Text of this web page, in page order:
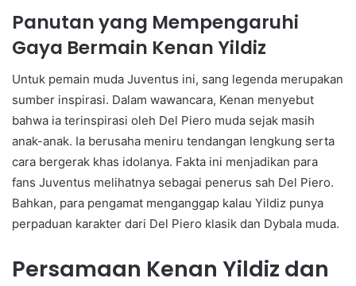
Panutan yang Mempengaruhi
Gaya Bermain Kenan Yildiz
Untuk pemain muda Juventus ini, sang legenda merupakan
sumber inspirasi. Dalam wawancara, Kenan menyebut
bahwa ia terinspirasi oleh Del Piero muda sejak masih
anak-anak. Ia berusaha meniru tendangan lengkung serta
cara bergerak khas idolanya. Fakta ini menjadikan para
fans Juventus melihatnya sebagai penerus sah Del Piero.
Bahkan, para pengamat menganggap kalau Yildiz punya
perpaduan karakter dari Del Piero klasik dan Dybala muda.
Persamaan Kenan Yildiz dan